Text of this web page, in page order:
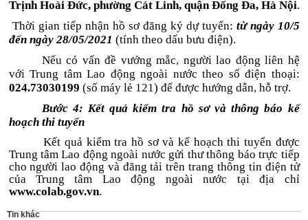
Trịnh Hoài Đức, phường Cát Linh, quận Đống Đa, Hà Nội.
Thời gian tiếp nhận hồ sơ đăng ký dự tuyển: từ ngày 10/5
đến ngày 28/05/2021 (tính theo dấu bưu điện).
Nếu có vấn đề vướng mắc, người lao động liên hệ
024.73030199 (số máy lẻ 121) để được hướng dẫn, hỗ trợ.
Bước 4: Kết quả kiểm tra hồ sơ và thông báo kế
hoạch thi tuyển
Trung tâm Lao động ngoài nước gửi thư thông báo trực tiếp
cho người lao động và đăng tải trên trang thông tin điện tử
của Trung tâm Lao động ngoài nước tại địa chỉ
www.colab.gov.vn.
Tin khác